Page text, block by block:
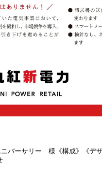
バーサリー 様《構成》《デ